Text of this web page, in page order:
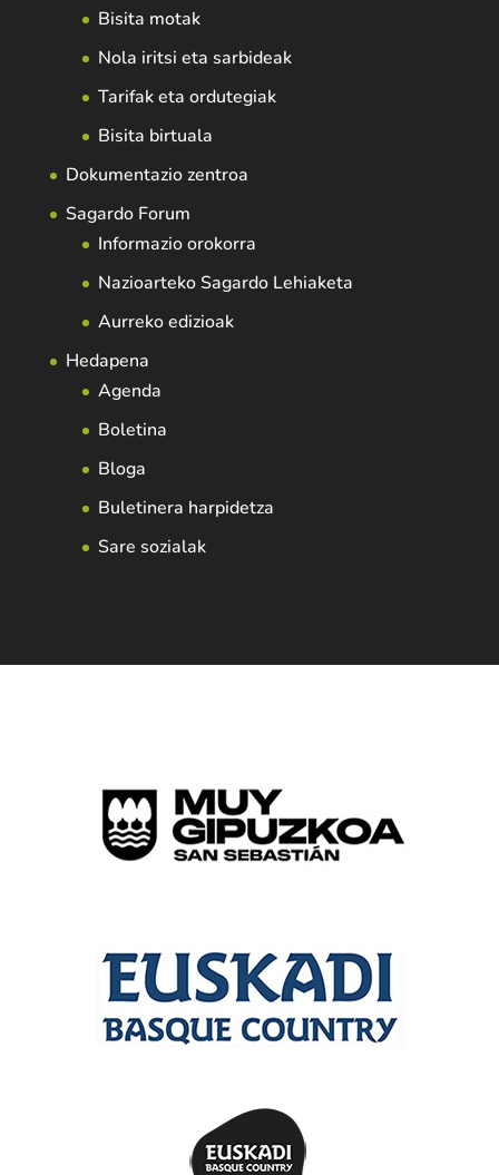
Bisita motak
Nola iritsi eta sarbideak
Tarifak eta ordutegiak
Bisita birtuala
Dokumentazio zentroa
Sagardo Forum
Informazio orokorra
Nazioarteko Sagardo Lehiaketa
Aurreko edizioak
Hedapena
Agenda
Boletina
Bloga
Buletinera harpidetza
Sare sozialak